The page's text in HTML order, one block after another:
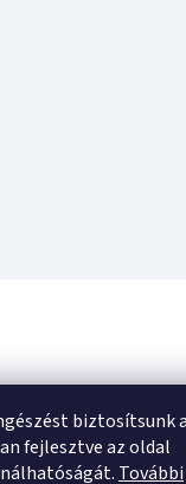
biztosítsunk
fejlesztve az oldal
További